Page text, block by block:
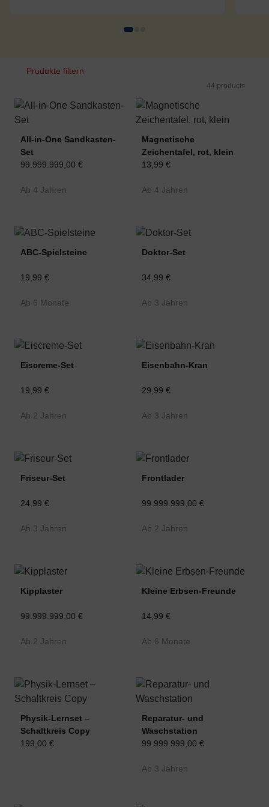
Produkte filtern
44 products
All-in-One Sandkasten-
Set
99.999.999,00 €
Ab 4 Jahren
Magnetische
Zeichentafel, rot, klein
13,99 €
Ab 4 Jahren
ABC-Spielsteine
19,99 €
Ab 6 Monate
Doktor-Set
34,99 €
Ab 3 Jahren
Eiscreme-Set
19,99 €
Ab 2 Jahren
Eisenbahn-Kran
29,99 €
Ab 3 Jahren
Friseur-Set
24,99 €
Ab 3 Jahren
Frontlader
99.999.999,00 €
Ab 2 Jahren
Kipplaster
99.999.999,00 €
Ab 2 Jahren
Kleine Erbsen-Freunde
14,99 €
Ab 6 Monate
Physik-Lernset –
Schaltkreis Copy
199,00 €
Reparatur- und
Waschstation
99.999.999,00 €
Ab 3 Jahren